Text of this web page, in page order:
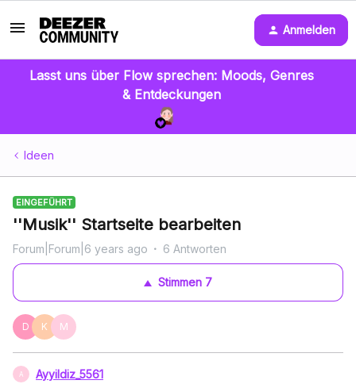
Anmelden
Lasst uns über Flow sprechen: Moods, Genres
& Entdeckungen
Ideen
EINGEFÜHRT
''Musik'' Startseite bearbeiten
Forum|Forum|6 years ago 6 Antworten
Stimmen 7
D K M
A Ayyildiz_5561